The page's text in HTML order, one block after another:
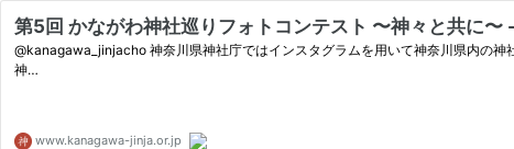
第5回 かながわ神社巡りフォトコンテスト 〜神々と共に〜
@kanagawa_jinjacho 神奈川県神社庁ではインスタグラムを用いて神奈川県内の
神…
www.kanagawa-jinja.or.jp